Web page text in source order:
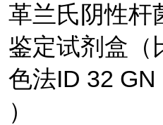
革兰氏阴性杆
鉴定试剂盒（
色法ID 32 GN
）